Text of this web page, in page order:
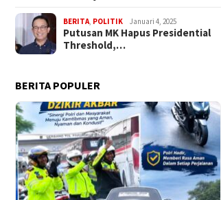
BERITA POLITIK Januari 4, 2025
Putusan MK Hapus Presidential
Threshold,…
BERITA POPULER